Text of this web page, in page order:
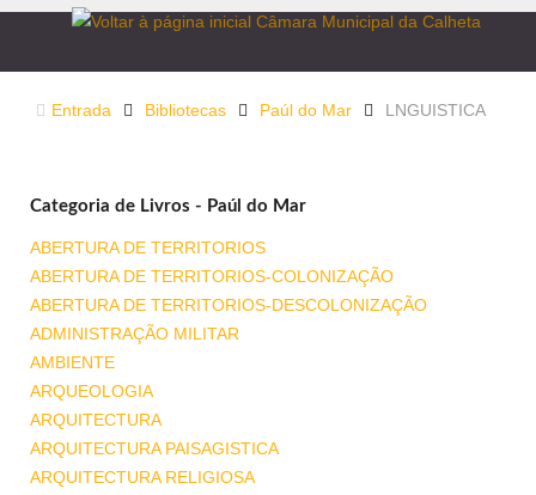
Entrada Bibliotecas Paúl do Mar LNGUISTICA
Categoria de Livros - Paúl do Mar
ABERTURA DE TERRITORIOS
ABERTURA DE TERRITORIOS-COLONIZAÇÃO
ABERTURA DE TERRITORIOS-DESCOLONIZAÇÃO
ADMINISTRAÇÃO MILITAR
AMBIENTE
ARQUEOLOGIA
ARQUITECTURA
ARQUITECTURA PAISAGISTICA
ARQUITECTURA RELIGIOSA